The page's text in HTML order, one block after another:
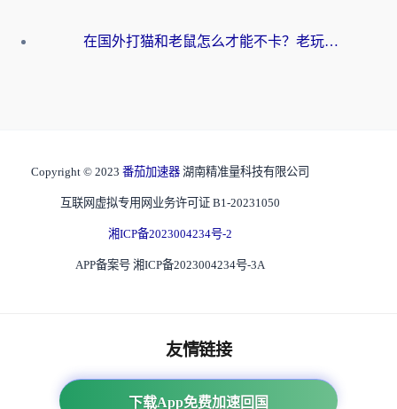
在国外打猫和老鼠怎么才能不卡？老玩家亲测的终极加速指南
下载App免费加速回国
Copyright © 2023 番茄加速器 湖南精准量科技有限公司
互联网虚拟专用网业务许可证 B1-20231050
湘ICP备2023004234号-2
APP备案号 湘ICP备2023004234号-3A
友情链接
海外回国加速器